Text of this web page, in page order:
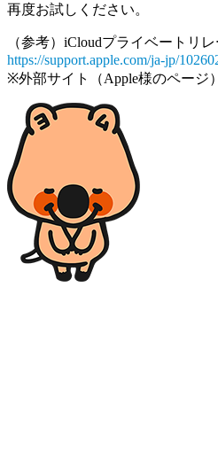
再度お試しください。
（参考）iCloudプライベートリ
https://support.apple.com/ja-jp/
※外部サイト（Apple様のページ